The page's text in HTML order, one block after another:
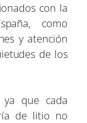
con la
como
y atención
de los
ya que cada
de litio no